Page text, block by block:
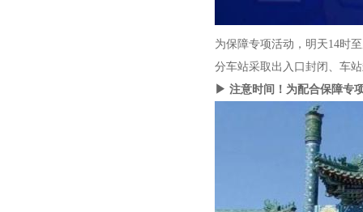
为保障专项活动，明天14时
分车站采取出入口封闭、车
▶ 注意时间！为配合保障专